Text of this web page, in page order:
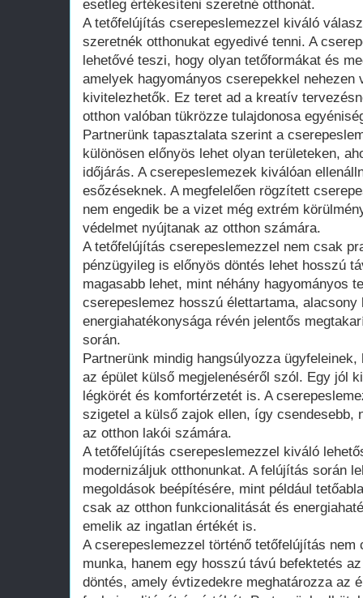
esetleg értékesíteni szeretné otthonát.
A tetőfelújítás cserepeslemezzel kiváló
szeretnék otthonukat egyedivé tenni. A
lehetővé teszi, hogy olyan tetőformákat és
amelyek hagyományos cserepekkel nehezen
kivitelezhetők. Ez teret ad a kreatív
otthon valóban tükrözze tulajdonosa
Partnerünk tapasztalata szerint a
különösen előnyös lehet olyan területeken,
időjárás. A cserepeslemezek kiválóan
esőzéseknek. A megfelelően rögzített
nem engedik be a vizet még extrém
védelmet nyújtanak az otthon számára.
A tetőfelújítás cserepeslemezzel nem csak
pénzügyileg is előnyös döntés lehet hosszú
magasabb lehet, mint néhány hagyományos
cserepeslemez hosszú élettartama,
energiahatékonysága révén jelentős
során.
Partnerünk mindig hangsúlyozza
az épület külső megjelenéséről szól. Egy jól
légkörét és komfortérzetét is. A
szigetel a külső zajok ellen, így csendesebb,
az otthon lakói számára.
A tetőfelújítás cserepeslemezzel kiváló
modernizáljuk otthonunkat. A felújítás során
megoldások beépítésére, mint például
csak az otthon funkcionalitását és
emelik az ingatlan értékét is.
A cserepeslemezzel történő tetőfelújítás
munka, hanem egy hosszú távú befektetés
döntés, amely évtizedekre meghatározza az